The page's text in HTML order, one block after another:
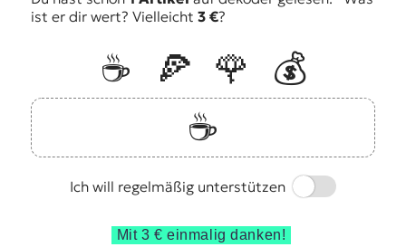
ist er dir wert? Vielleicht 3 €?
☕️ 🍕 🌹
💰
☕️
Ich will regelmäßig unterstützen
Switch
Mit 3 € einmalig danken!